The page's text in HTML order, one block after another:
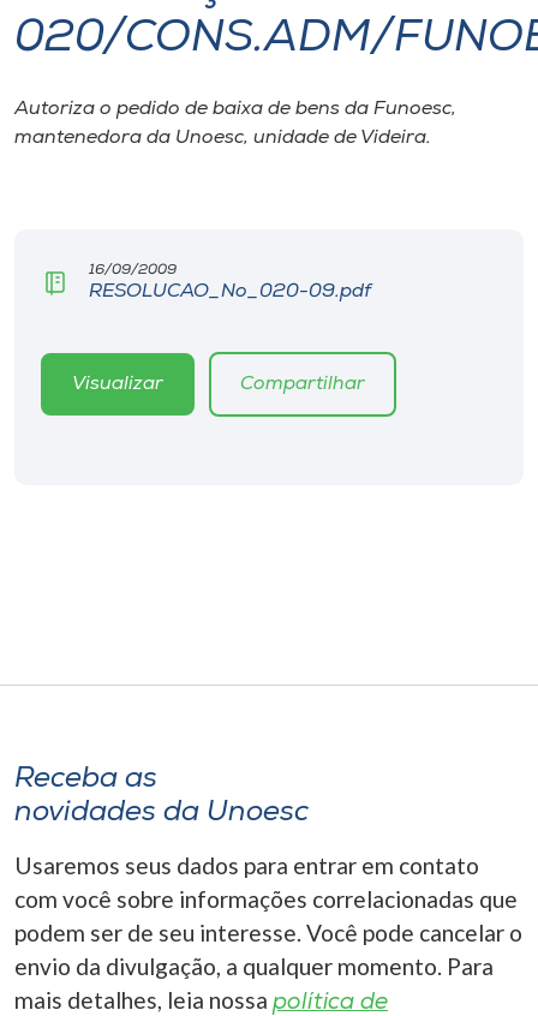
I.nova
Diplomados
CPA
Editora
Selecione
o idioma
020/CONS.ADM/
Autoriza o pedido de baixa de bens da Funoesc,
mantenedora da Unoesc, unidade de Videira.
16/09/2009
RESOLUCAO_No_020-09.pdf
Visualizar Compartilhar
Receba as
novidades da Unoesc
Usaremos seus dados para entrar em contato
com você sobre informações correlacionadas que
podem ser de seu interesse. Você pode cancelar o
envio da divulgação, a qualquer momento. Para
mais detalhes, leia nossa política de